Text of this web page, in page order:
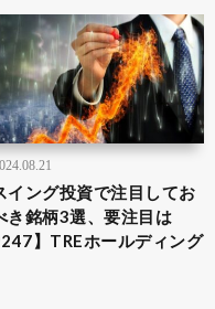
イング投資で注目してお
き銘柄3選、要注目は
】TREホールディング